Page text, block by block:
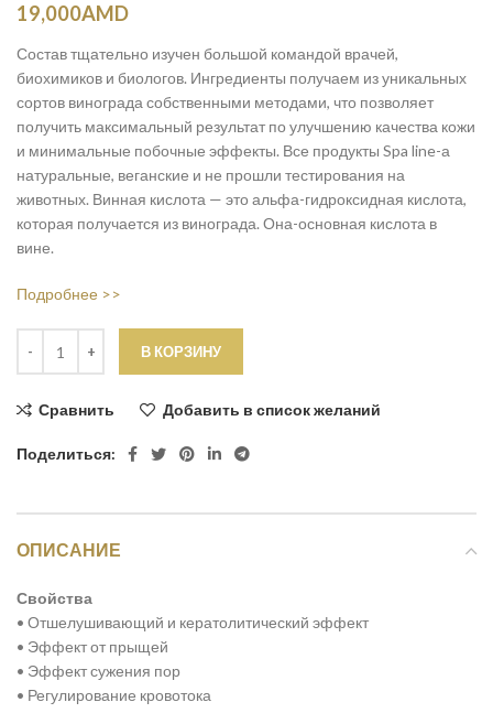
19,000AMD
Состав тщательно изучен большой командой врачей,
биохимиков и биологов. Ингредиенты получаем из уникальных
сортов винограда собственными методами, что позволяет
получить максимальный результат по улучшению качества кожи
и минимальные побочные эффекты. Все продукты Spa line-а
натуральные, веганские и не прошли тестирования на
животных. Винная кислота — это альфа-гидроксидная кислота,
которая получается из винограда. Она-основная кислота в
вине.
Подробнее >>
В КОРЗИНУ
Сравнить Добавить в список желаний
Поделиться:
ОПИСАНИЕ
Свойства
• Отшелушивающий и кератолитический эффект
• Эффект от прыщей
• Эффект сужения пор
• Регулирование кровотока